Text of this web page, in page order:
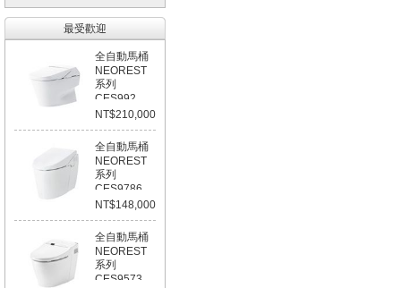
最受歡迎
全自動馬桶
NEOREST
系列
CES992
NT$210,000
全自動馬桶
NEOREST
系列
CES9786
NT$148,000
全自動馬桶
NEOREST
系列
CES9573